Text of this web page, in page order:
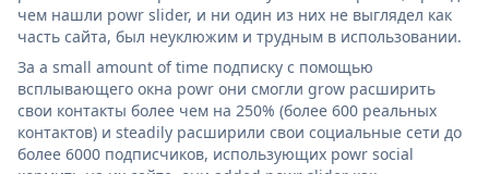
чем нашли powr slider, и ни один из них не выглядел как
часть сайта, был неуклюжим и трудным в использовании.
За a small amount of time подписку с помощью
всплывающего окна powr они смогли grow расширить
свои контакты более чем на 250% (более 600 реальных
контактов) и steadily расширили свои социальные сети до
более 6000 подписчиков, использующих powr social